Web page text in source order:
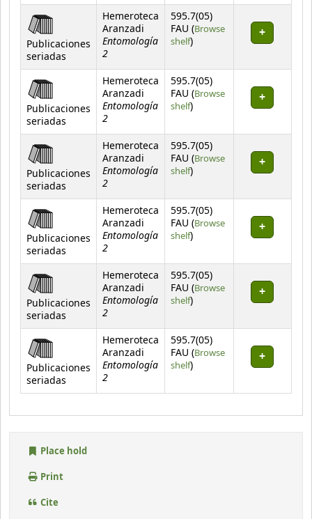
Publicaciones
seriadas
Hemeroteca
Aranzadi
Entomología
2
595.7(05)
FAU (Browse
shelf(Opens below)
)
Publicaciones
seriadas
Hemeroteca
Aranzadi
Entomología
2
595.7(05)
FAU (Browse
shelf(Opens below)
)
Publicaciones
seriadas
Hemeroteca
Aranzadi
Entomología
2
595.7(05)
FAU (Browse
shelf(Opens below)
)
Publicaciones
seriadas
Hemeroteca
Aranzadi
Entomología
2
595.7(05)
FAU (Browse
shelf(Opens below)
)
Publicaciones
seriadas
Hemeroteca
Aranzadi
Entomología
2
595.7(05)
FAU (Browse
shelf(Opens below)
)
Publicaciones
seriadas
Hemeroteca
Aranzadi
Entomología
2
595.7(05)
FAU (Browse
shelf(Opens below)
)
Place hold
Print
Cite